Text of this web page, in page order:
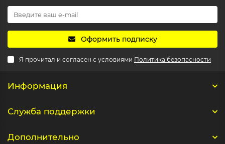
Оформить подписку
Я прочитал и согласен с условиями Политика безопасности
Информация
Служба поддержки
Дополнительно